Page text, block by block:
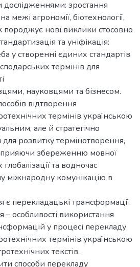
зростання
межі агрономії, біотехнології,
породжує нові виклики стосовно
та уніфікація:
у створенні єдиних стандартів
термінів для
науковцями та бізнесом.
відтворення
термінів українською
але й стратегічно
розвитку термінотворення,
збереженню мовної
та водночас
міжнародну комунікацію в
є перекладацькі трансформації.
особливості використання
у процесі перекладу
термінів українською
текстів.
способи перекладу